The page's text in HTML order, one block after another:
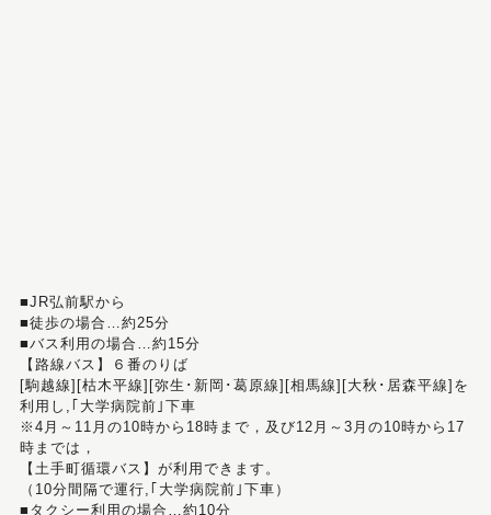
■JR弘前駅から
■徒歩の場合…約25分
■バス利用の場合…約15分
【路線バス】６番のりば
[駒越線][枯木平線][弥生･新岡･葛原線][相馬線][大秋･居森平線]を
利用し,｢大学病院前｣下車
※4月～11月の10時から18時まで，及び12月～3月の10時から17
時までは，
【土手町循環バス】が利用できます。
（10分間隔で運行,｢大学病院前｣下車）
■タクシー利用の場合…約10分